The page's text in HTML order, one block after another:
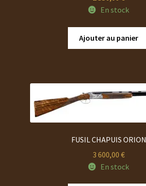
En stock
Ajouter au panier
FUSIL CHAPUIS ORION
3 600,00 €
En stock